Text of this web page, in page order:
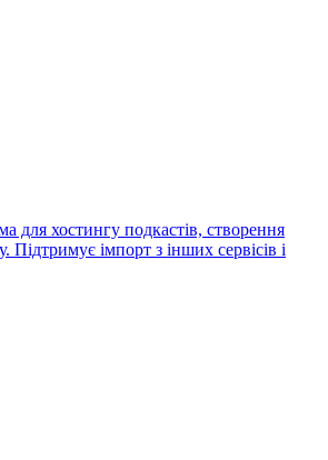
для хостингу подкастів, створення
Підтримує імпорт з інших сервісів і